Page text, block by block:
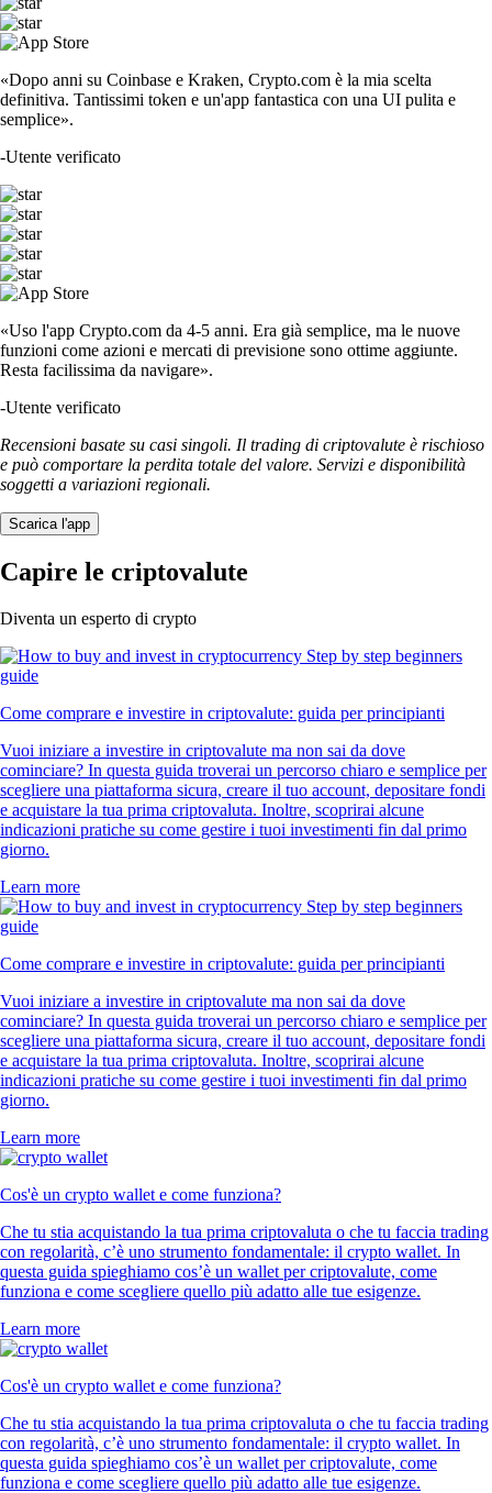
«Dopo anni su Coinbase e Kraken, Crypto.com è la mia scelta
definitiva. Tantissimi token e un'app fantastica con una UI pulita e
semplice».
-Utente verificato
«Uso l'app Crypto.com da 4-5 anni. Era già semplice, ma le nuove
funzioni come azioni e mercati di previsione sono ottime aggiunte.
Resta facilissima da navigare».
-Utente verificato
Recensioni basate su casi singoli. Il trading di criptovalute è rischioso
e può comportare la perdita totale del valore. Servizi e disponibilità
soggetti a variazioni regionali.
Scarica l'app
Capire le criptovalute
Diventa un esperto di crypto
Come comprare e investire in criptovalute: guida per principianti
Vuoi iniziare a investire in criptovalute ma non sai da dove
cominciare? In questa guida troverai un percorso chiaro e semplice per
scegliere una piattaforma sicura, creare il tuo account, depositare fondi
e acquistare la tua prima criptovaluta. Inoltre, scoprirai alcune
indicazioni pratiche su come gestire i tuoi investimenti fin dal primo
giorno.
Learn more
Come comprare e investire in criptovalute: guida per principianti
Vuoi iniziare a investire in criptovalute ma non sai da dove
cominciare? In questa guida troverai un percorso chiaro e semplice per
scegliere una piattaforma sicura, creare il tuo account, depositare fondi
e acquistare la tua prima criptovaluta. Inoltre, scoprirai alcune
indicazioni pratiche su come gestire i tuoi investimenti fin dal primo
giorno.
Learn more
Cos'è un crypto wallet e come funziona?
Che tu stia acquistando la tua prima criptovaluta o che tu faccia trading
con regolarità, c’è uno strumento fondamentale: il crypto wallet. In
questa guida spieghiamo cos’è un wallet per criptovalute, come
funziona e come scegliere quello più adatto alle tue esigenze.
Learn more
Cos'è un crypto wallet e come funziona?
Che tu stia acquistando la tua prima criptovaluta o che tu faccia trading
con regolarità, c’è uno strumento fondamentale: il crypto wallet. In
questa guida spieghiamo cos’è un wallet per criptovalute, come
funziona e come scegliere quello più adatto alle tue esigenze.